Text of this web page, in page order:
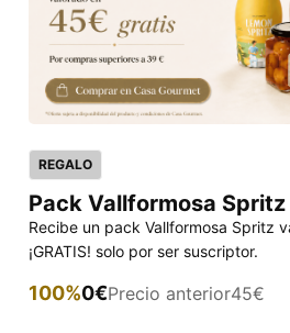
REGALO
Pack Vallformosa Spritz
Recibe un pack Vallformosa Spritz
¡GRATIS! solo por ser suscriptor.
100%0€Precio anterior45€